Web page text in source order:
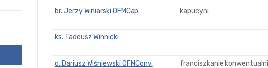
br. Jerzy Winiarski OFMCap.
kapucyni
ks. Tadeusz Winnicki
o. Dariusz Wiśniewski OFMConv.
franciszkanie konwentualni